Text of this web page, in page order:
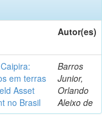
Autor(es)
em terras
Asset
no Brasil
Barros
Junior,
Orlando
Aleixo de